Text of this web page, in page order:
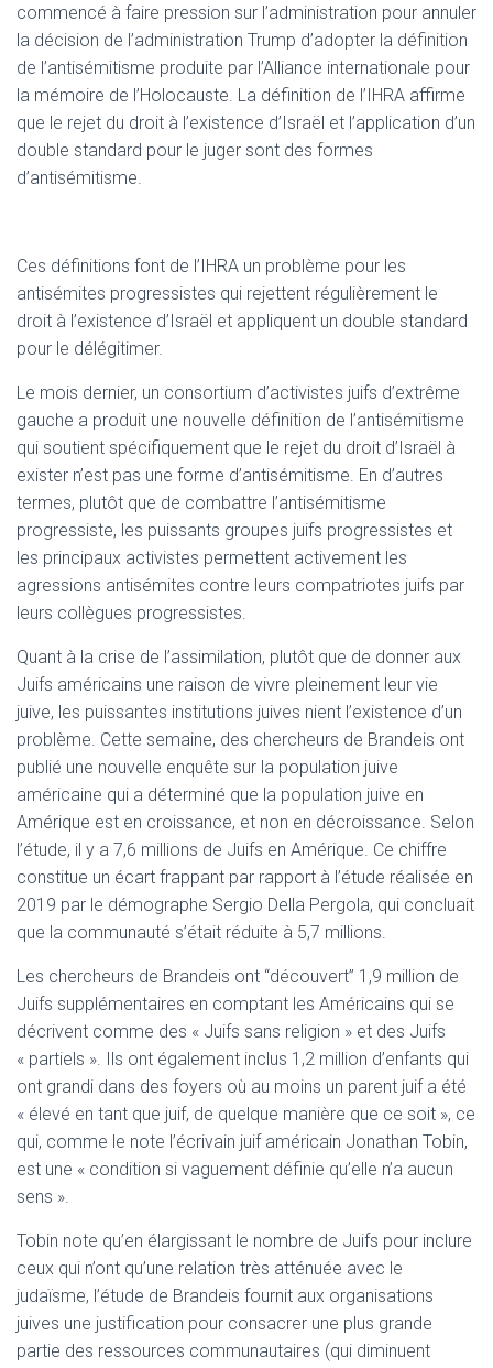
commencé à faire pression sur l’administration pour annuler
la décision de l’administration Trump d’adopter la définition
de l’antisémitisme produite par l’Alliance internationale pour
la mémoire de l’Holocauste. La définition de l’IHRA affirme
que le rejet du droit à l’existence d’Israël et l’application d’un
double standard pour le juger sont des formes
d’antisémitisme.
Ces définitions font de l’IHRA un problème pour les
antisémites progressistes qui rejettent régulièrement le
droit à l’existence d’Israël et appliquent un double standard
pour le délégitimer.
Le mois dernier, un consortium d’activistes juifs d’extrême
gauche a produit une nouvelle définition de l’antisémitisme
qui soutient spécifiquement que le rejet du droit d’Israël à
exister n’est pas une forme d’antisémitisme. En d’autres
termes, plutôt que de combattre l’antisémitisme
progressiste, les puissants groupes juifs progressistes et
les principaux activistes permettent activement les
agressions antisémites contre leurs compatriotes juifs par
leurs collègues progressistes.
Quant à la crise de l’assimilation, plutôt que de donner aux
Juifs américains une raison de vivre pleinement leur vie
juive, les puissantes institutions juives nient l’existence d’un
problème. Cette semaine, des chercheurs de Brandeis ont
publié une nouvelle enquête sur la population juive
américaine qui a déterminé que la population juive en
Amérique est en croissance, et non en décroissance. Selon
l’étude, il y a 7,6 millions de Juifs en Amérique. Ce chiffre
constitue un écart frappant par rapport à l’étude réalisée en
2019 par le démographe Sergio Della Pergola, qui concluait
que la communauté s’était réduite à 5,7 millions.
Les chercheurs de Brandeis ont “découvert” 1,9 million de
Juifs supplémentaires en comptant les Américains qui se
décrivent comme des « Juifs sans religion » et des Juifs
« partiels ». Ils ont également inclus 1,2 million d’enfants qui
ont grandi dans des foyers où au moins un parent juif a été
« élevé en tant que juif, de quelque manière que ce soit », ce
qui, comme le note l’écrivain juif américain Jonathan Tobin,
est une « condition si vaguement définie qu’elle n’a aucun
sens ».
Tobin note qu’en élargissant le nombre de Juifs pour inclure
ceux qui n’ont qu’une relation très atténuée avec le
judaïsme, l’étude de Brandeis fournit aux organisations
juives une justification pour consacrer une plus grande
partie des ressources communautaires (qui diminuent